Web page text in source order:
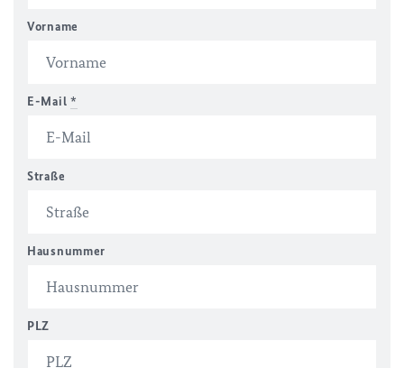
Vorname
E-Mail *
Straße
Hausnummer
PLZ